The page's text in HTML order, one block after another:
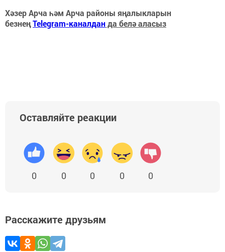
Хәзер Арча һәм Арча районы яңалыкларын
безнеңTelegram-каналданда белә аласыз
Оставляйте реакции
0 0 0 0 0
Расскажите друзьям